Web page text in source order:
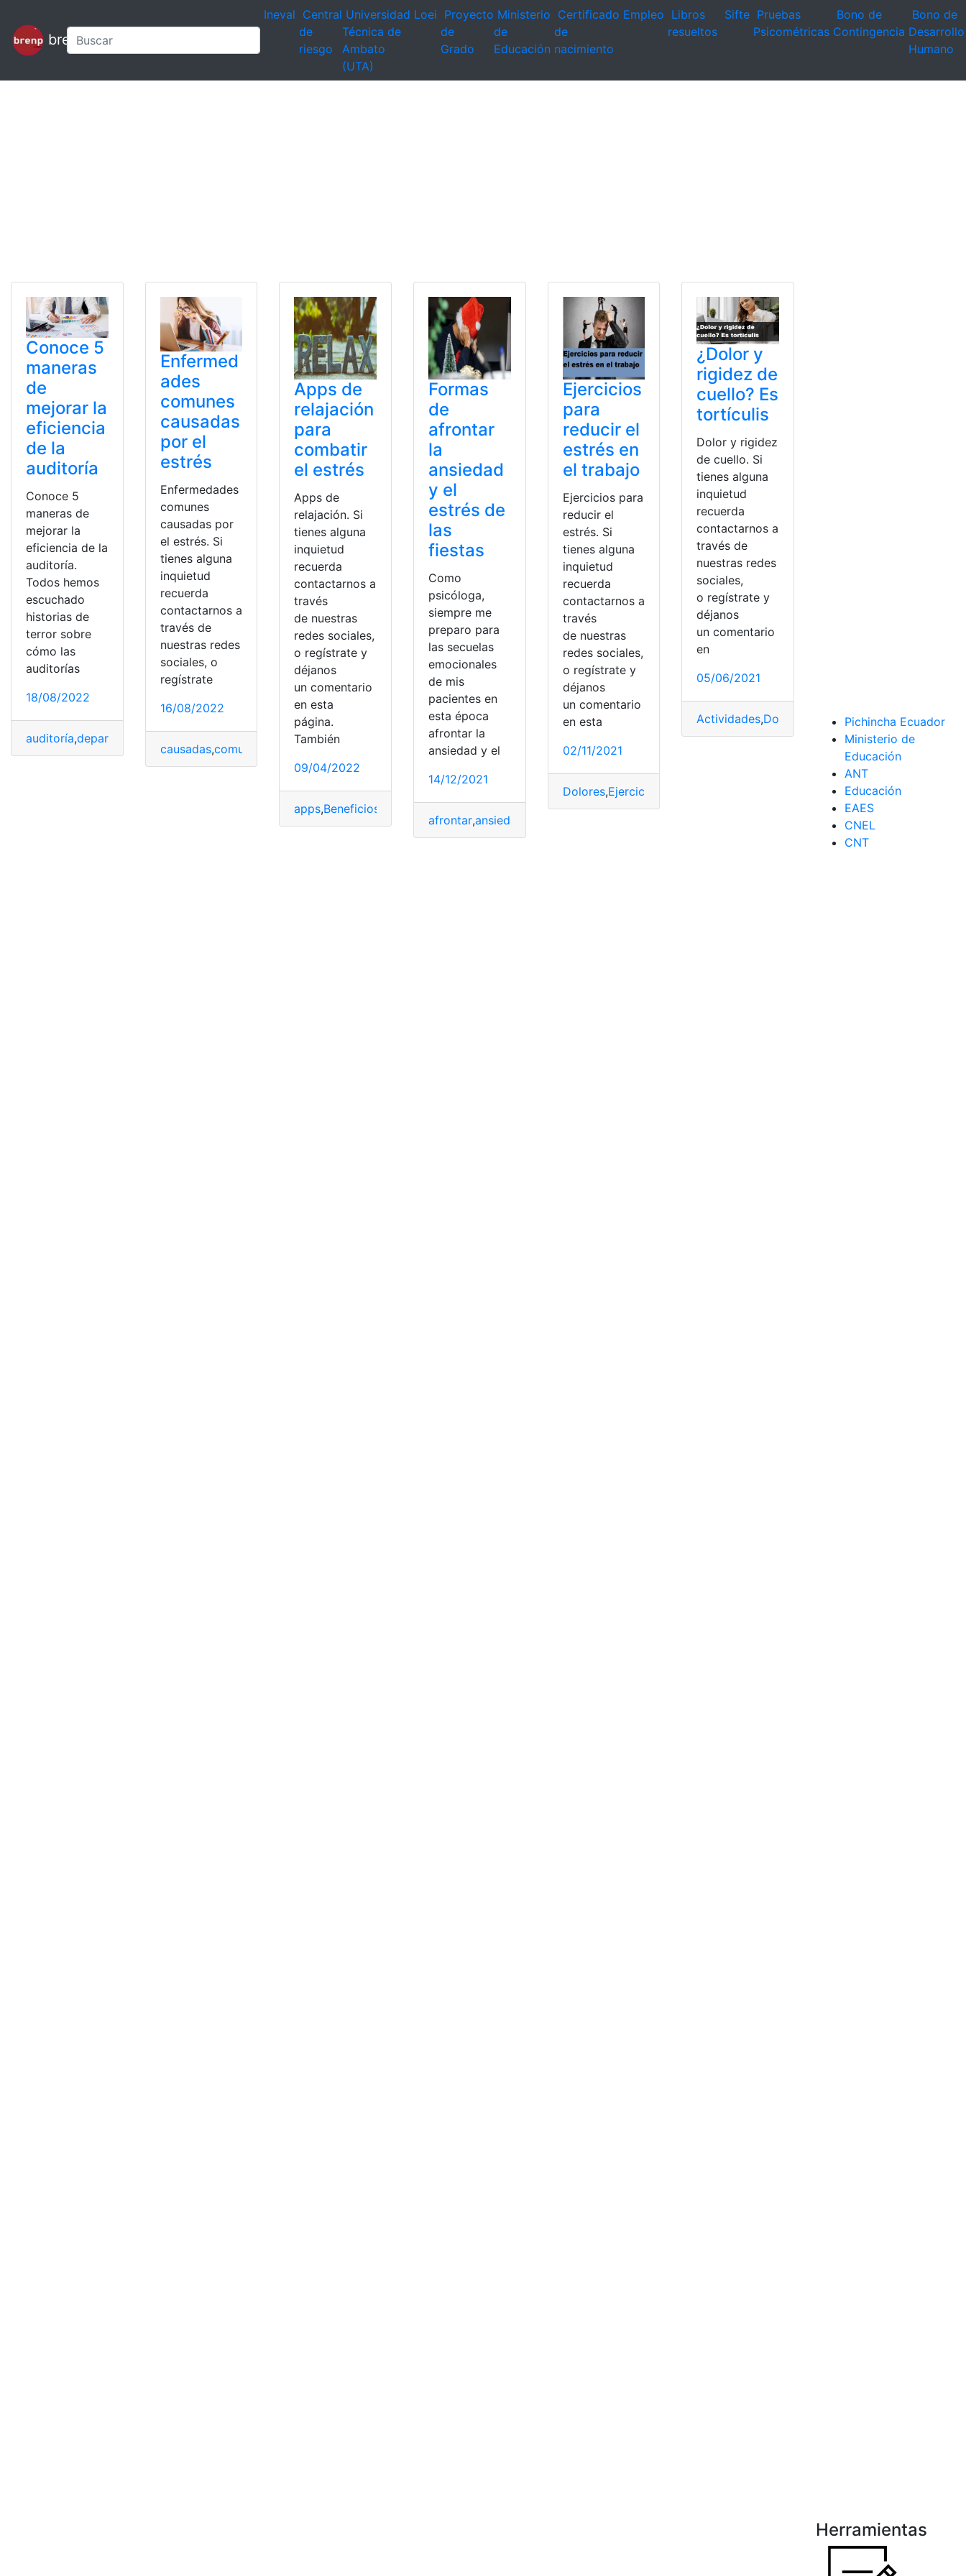
brenp
Ineval Central
de
riesgo
Universidad
Técnica de
Ambato
(UTA)
Loei Proyecto
de
Grado
Ministerio
de
Educación
Certificado
de
nacimiento
Empleo Libros
resueltos
Sifte Pruebas
Psicométricas
Bono de
Contingencia
Bono de
Desarrollo
Humano
Conoce 5
maneras
de
mejorar la
eficiencia
de la
auditoría
Conoce 5
maneras de
mejorar la
eficiencia de la
auditoría.
Todos hemos
escuchado
historias de
terror sobre
cómo las
auditorías
18/08/2022
auditoría,departament
Enfermed
ades
comunes
causadas
por el
estrés
Enfermedades
comunes
causadas por
el estrés. Si
tienes alguna
inquietud
recuerda
contactarnos a
través de
nuestras redes
sociales, o
regístrate
16/08/2022
causadas,comunes
Apps de
relajación
para
combatir
el estrés
Apps de
relajación. Si
tienes alguna
inquietud
recuerda
contactarnos a
través
de nuestras
redes sociales,
o regístrate y
déjanos
un comentario
en esta
página.
También
09/04/2022
apps,Beneficios
Formas
de
afrontar
la
ansiedad
y el
estrés de
las
fiestas
Como
psicóloga,
siempre me
preparo para
las secuelas
emocionales
de mis
pacientes en
esta época
afrontar la
ansiedad y el
14/12/2021
afrontar,ansiedad
Ejercicios
para
reducir el
estrés en
el trabajo
Ejercicios para
reducir el
estrés. Si
tienes alguna
inquietud
recuerda
contactarnos a
través
de nuestras
redes sociales,
o regístrate y
déjanos
un comentario
en esta
02/11/2021
Dolores,Ejercicios Estrés Músculos,Reducir el
¿Dolor y
rigidez de
cuello? Es
tortículis
Dolor y rigidez
de cuello. Si
tienes alguna
inquietud
recuerda
contactarnos a
través de
nuestras redes
sociales,
o regístrate y
déjanos
un comentario
en
05/06/2021
Actividades,Dolores Ejercicios,Ejercicios de
Pichincha Ecuador
Ministerio de
Educación
ANT
Educación
EAES
CNEL
CNT
Herramientas